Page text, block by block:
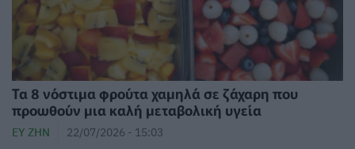
Τα 8 νόστιμα φρούτα χαμηλά σε ζάχαρη που
προωθούν μια καλή μεταβολική υγεία
ΕΥ ΖΗΝ 22/07/2026 - 15:03